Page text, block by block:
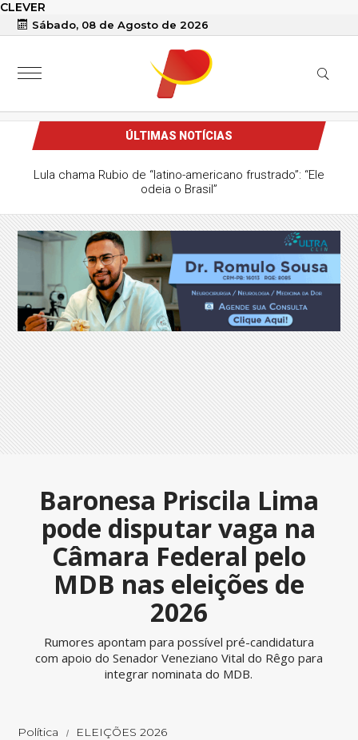
CLEVER
Sábado, 08 de Agosto de 2026
ÚLTIMAS NOTÍCIAS
Lula chama Rubio de “latino-americano frustrado”: “Ele
odeia o Brasil”
Baronesa Priscila Lima
pode disputar vaga na
Câmara Federal pelo
MDB nas eleições de
2026
Rumores apontam para possível pré-candidatura
com apoio do Senador Veneziano Vital do Rêgo para
integrar nominata do MDB.
Política ELEIÇÕES 2026